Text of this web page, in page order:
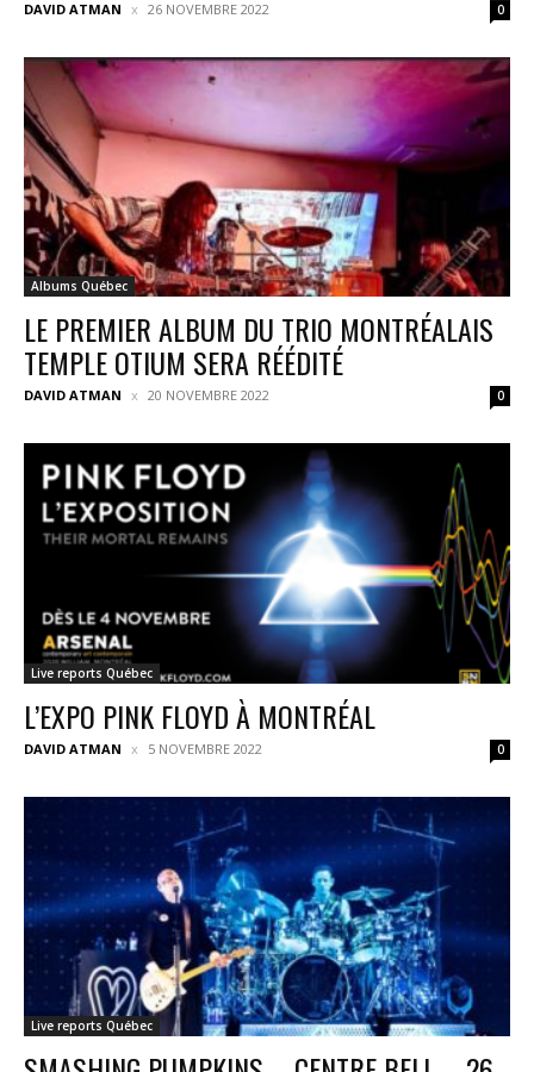
DAVID ATMAN 26 NOVEMBRE 2022 0
Albums Québec
LE PREMIER ALBUM DU TRIO MONTRÉALAIS
TEMPLE OTIUM SERA RÉÉDITÉ
DAVID ATMAN 20 NOVEMBRE 2022 0
Live reports Québec
L’EXPO PINK FLOYD À MONTRÉAL
DAVID ATMAN 5 NOVEMBRE 2022 0
Live reports Québec